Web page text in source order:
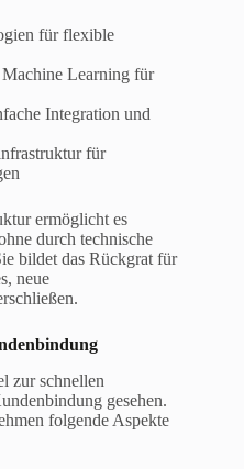
für flexible
Learning für
Integration und
für
ermöglicht es
durch technische
bildet das Rückgrat für
neue
zur schnellen
gesehen.
folgende Aspekte